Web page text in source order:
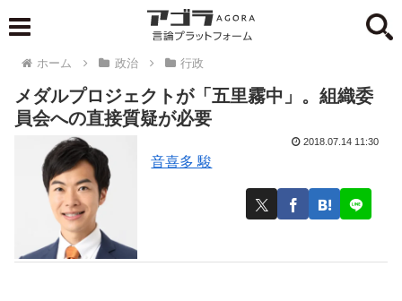
ホーム 政治 行政
メダルプロジェクトが「五里霧中」。組織委
員会への直接質疑が必要
音喜多 駿
2018.07.14 11:30